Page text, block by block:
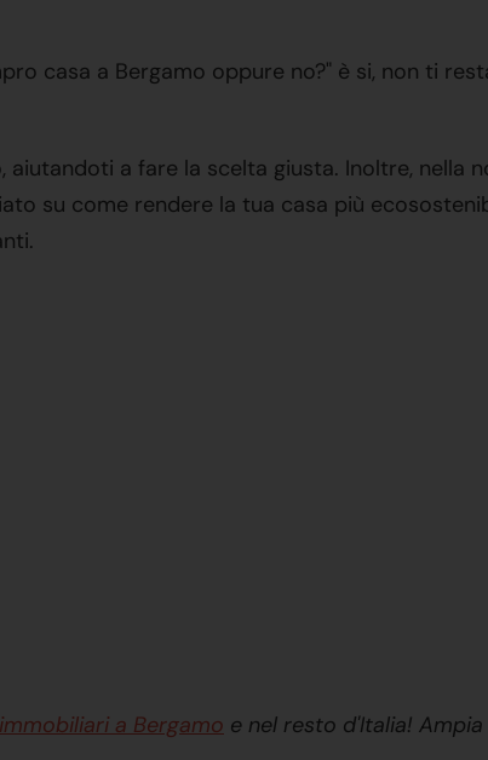
casa a Bergamo oppure no?" è si, non ti
a fare la scelta giusta. Inoltre, nella
su come rendere la tua casa più
a Bergamo e nel resto d'Italia!